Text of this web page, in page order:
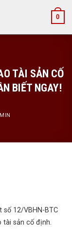
0
TÀI SẢN CỐ
BIẾT NGAY!
số 12/VBHN-BTC
tài sản cố định.